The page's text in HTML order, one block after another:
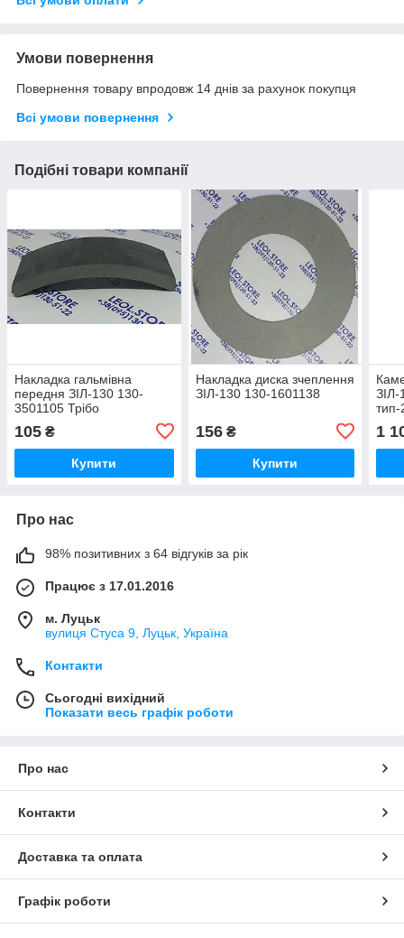
Умови повернення
Повернення товару впродовж 14 днів за рахунок покупця
Всі умови повернення
Подібні товари компанії
Накладка гальмівна
передня ЗІЛ-130 130-
3501105 Трібо
105 ₴
Купити
Накладка диска зчеплення
ЗІЛ-130 130-1601138
156₴
Купити
1
Про нас
98% позитивних з 64 відгуків за рік
Працює з 17.01.2016
м. Луцьк
вулиця Стуса 9, Луцьк, Україна
Контакти
Сьогодні вихідний
Показати весь графік роботи
Про нас
Контакти
Доставка та оплата
Графік роботи